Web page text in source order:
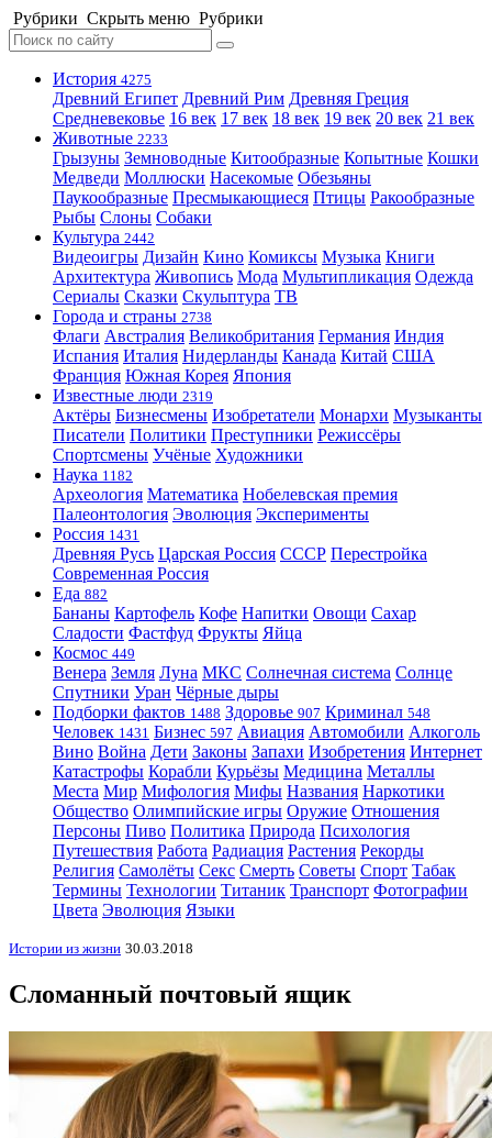
Рубрики Скрыть меню Рубрики
История 4275
Древний Египет Древний Рим Древняя Греция
Средневековье 16 век 17 век 18 век 19 век 20 век 21 век
Животные 2233
Грызуны Земноводные Китообразные Копытные Кошки
Медведи Моллюски Насекомые Обезьяны
Паукообразные Пресмыкающиеся Птицы Ракообразные
Рыбы Слоны Собаки
Культура 2442
Видеоигры Дизайн Кино Комиксы Музыка Книги
Архитектура Живопись Мода Мультипликация Одежда
Сериалы Сказки Скульптура ТВ
Города и страны 2738
Флаги Австралия Великобритания Германия Индия
Испания Италия Нидерланды Канада Китай США
Франция Южная Корея Япония
Известные люди 2319
Актёры Бизнесмены Изобретатели Монархи Музыканты
Писатели Политики Преступники Режиссёры
Спортсмены Учёные Художники
Наука 1182
Археология Математика Нобелевская премия
Палеонтология Эволюция Эксперименты
Россия 1431
Древняя Русь Царская Россия СССР Перестройка
Современная Россия
Еда 882
Бананы Картофель Кофе Напитки Овощи Сахар
Сладости Фастфуд Фрукты Яйца
Космос 449
Венера Земля Луна МКС Солнечная система Солнце
Спутники Уран Чёрные дыры
Подборки фактов 1488 Здоровье 907 Криминал 548
Человек 1431 Бизнес 597 Авиация Автомобили Алкоголь
Вино Война Дети Законы Запахи Изобретения Интернет
Катастрофы Корабли Курьёзы Медицина Металлы
Места Мир Мифология Мифы Названия Наркотики
Общество Олимпийские игры Оружие Отношения
Персоны Пиво Политика Природа Психология
Путешествия Работа Радиация Растения Рекорды
Религия Самолёты Секс Смерть Советы Спорт Табак
Термины Технологии Титаник Транспорт Фотографии
Цвета Эволюция Языки
Истории из жизни 30.03.2018
Сломанный почтовый ящик